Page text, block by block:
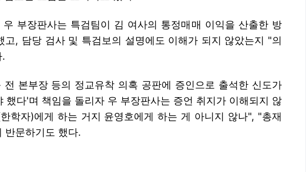
부장판사는 특검팀이 김 여사의 통정매매 이익을 산출한 방
고, 담당 검사 및 특검보의 설명에도 이해가 되지 않았는지 "의
.
본부장 등의 정교유착 의혹 공판에 증인으로 출석한 신도가
했다'며 책임을 돌리자 우 부장판사는 증언 취지가 이해되지 않
학자)에게 하는 거지 윤영호에게 하는 게 아니지 않나", "총재
반문하기도 했다.